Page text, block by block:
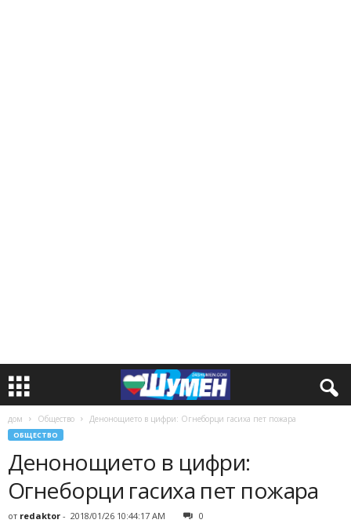
дом Общество Денонощието в цифри: Огнеборци гасиха пет пожара
ОБЩЕСТВО
Денонощието в цифри:
Огнеборци гасиха пет пожара
от redaktor - 2018/01/26 10:44:17 AM 0